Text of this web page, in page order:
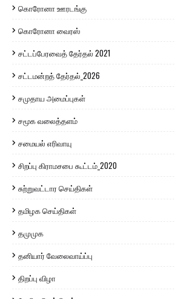
கொரோனா ஊரடங்கு
கொரோனா வைரஸ்
சட்டப்பேரவைத் தேர்தல் 2021
சட்டமன்றத் தேர்தல்_2026
சமுதாய அமைப்புகள்
சமூக வலைத்தளம்
சமையல் எரிவாயு
சிறப்பு கிராமசபை கூட்டம்_2020
சுற்றுவட்டார செய்திகள்
தமிழக செய்திகள்
தமுமுக
தனியார் வேலைவாய்ப்பு
திறப்பு விழா